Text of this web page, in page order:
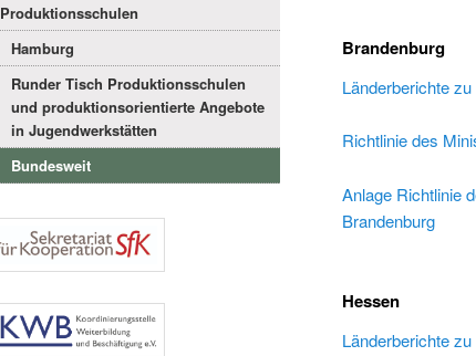
Brandenburg
Länderberichte
Richtlinie des
Anlage Richtlinie
Brandenburg
Hessen
Länderberichte
Produktionsschulen
Hamburg
Runder Tisch Produktionsschulen
und produktionsorientierte Angebote
in Jugendwerkstätten
Bundesweit